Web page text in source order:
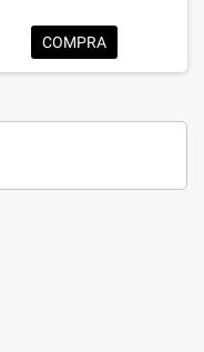
COMPRA